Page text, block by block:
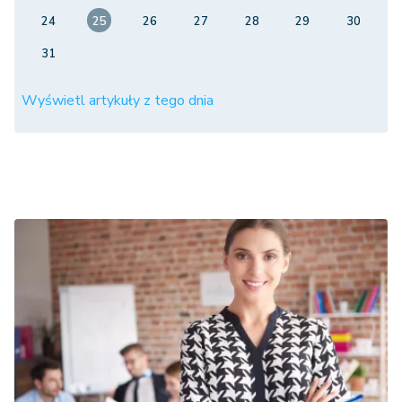
24 25 26 27 28 29
30
31
Wyświetl artykuły z tego dnia